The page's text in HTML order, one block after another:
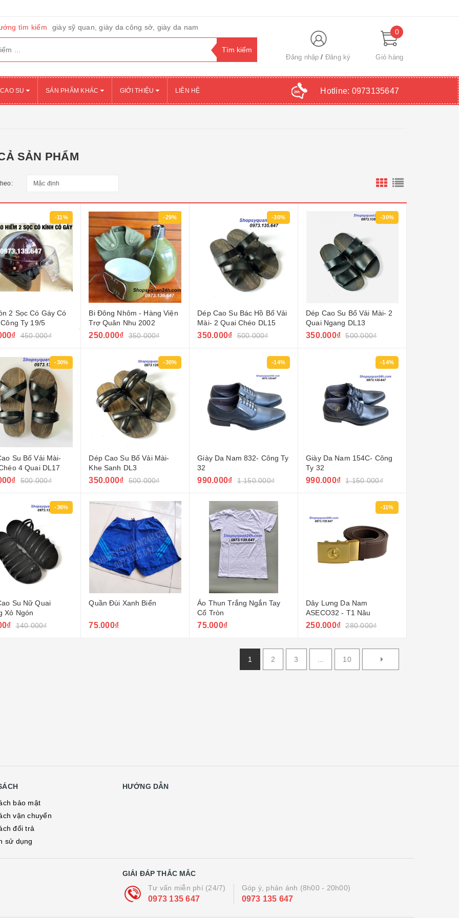
tìm kiếm giày sỹ quan, giày da công sở, giày da nam
Đăng nhập Đăng ký
0
Giỏ hàng
SU SẢN PHẨM KHÁC GIỚI THIỆU LIÊN HỆ Hotline: 0973135647
SẢN PHẨM
-11%
2 Sọc Có Gáy Có
Ty 19/5
450.000₫
-29%
Bi Đông Nhôm - Hàng Viện
Trợ Quân Nhu 2002
250.000₫ 350.000₫
-30%
Dép Cao Su Bác Hồ Bố Vải
Mài- 2 Quai Chéo DL15
350.000₫ 500.000₫
-30%
Dép Cao Su Bố Vải Mài- 2
Quai Ngang DL13
350.000₫ 500.000₫
-30%
Su Bố Vải Mài-
4 Quai DL17
500.000₫
-30%
Dép Cao Su Bố Vải Mài-
Khe Sanh DL3
350.000₫ 500.000₫
-14%
Giày Da Nam 832- Công Ty
32
990.000₫ 1.150.000₫
-14%
Giày Da Nam 154C- Công
Ty 32
990.000₫ 1.150.000₫
-36%
Su Nữ Quai
Xỏ Ngón
140.000₫
Quần Đùi Xanh Biển
75.000₫
Áo Thun Trắng Ngắn Tay
Cổ Tròn
75.000₫
-11%
Dây Lưng Da Nam
ASECO32 - T1 Nâu
250.000₫ 280.000₫
1 2 3 10
bảo mật
vận chuyển
đổi trả
sử dụng
HƯỚNG DẪN
GIẢI ĐÁP THẮC MẮC
Tư vấn miễn phí (24/7)
0973 135 647
Góp ý, phản ánh (8h00 - 20h00)
0973 135 647